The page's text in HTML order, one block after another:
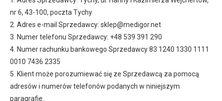
nr 6, 43-100, poczta Tychy
2. Adres e-mail Sprzedawcy: sklep@medigor.net
3. Numer telefonu Sprzedawcy: +48 539 391 290
4. Numer rachunku bankowego Sprzedawcy 83 1240 1330 1111
0010 7436 2335
5. Klient może porozumiewać się ze Sprzedawcą za pomocą
adresów i numerów telefonów podanych w niniejszym
paragrafie.